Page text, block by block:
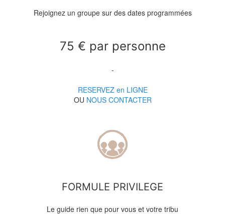
Rejoignez un groupe sur des dates programmées
75 € par personne
-
RESERVEZ en LIGNE
OU NOUS CONTACTER
FORMULE PRIVILEGE
Le guide rien que pour vous et votre tribu